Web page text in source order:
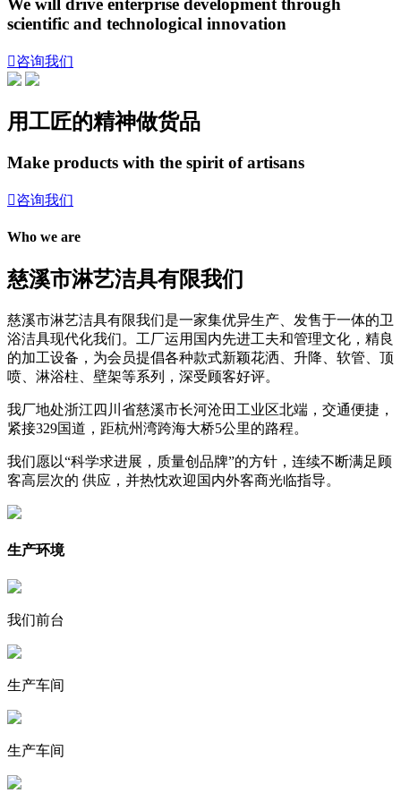
We will drive enterprise development through
scientific and technological innovation
咨询我们
用工匠的精神做货品
Make products with the spirit of artisans
咨询我们
Who we are
慈溪市淋艺洁具有限我们
慈溪市淋艺洁具有限我们是一家集优异生产、发售于一体的卫
浴洁具现代化我们。工厂运用国内先进工夫和管理文化，精良
的加工设备，为会员提倡各种款式新颖花洒、升降、软管、顶
喷、淋浴柱、壁架等系列，深受顾客好评。
我厂地处浙江四川省慈溪市长河沧田工业区北端，交通便捷，
紧接329国道，距杭州湾跨海大桥5公里的路程。
我们愿以“科学求进展，质量创品牌”的方针，连续不断满足顾
客高层次的 供应，并热忱欢迎国内外客商光临指导。
生产环境
我们前台
生产车间
生产车间